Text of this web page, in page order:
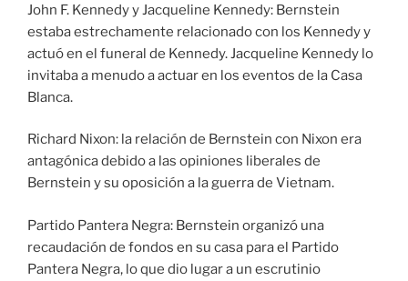
John F. Kennedy y Jacqueline Kennedy: Bernstein
estaba estrechamente relacionado con los Kennedy y
actuó en el funeral de Kennedy. Jacqueline Kennedy lo
invitaba a menudo a actuar en los eventos de la Casa
Blanca.
Richard Nixon: la relación de Bernstein con Nixon era
antagónica debido a las opiniones liberales de
Bernstein y su oposición a la guerra de Vietnam.
Partido Pantera Negra: Bernstein organizó una
recaudación de fondos en su casa para el Partido
Pantera Negra, lo que dio lugar a un escrutinio